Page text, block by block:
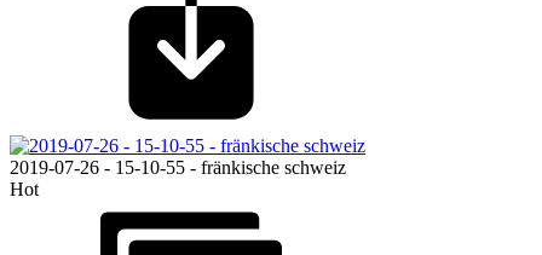
2019-07-26 - 15-10-55 - fränkische schweiz
Hot